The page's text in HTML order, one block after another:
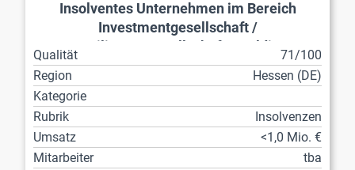
Insolventes Unternehmen im Bereich
Investmentgesellschaft /
Beteiligungsgesellschaft / Holding
Qualität
71/100
Region
Hessen (DE)
Kategorie
Rubrik
Insolvenzen
Umsatz
<1,0 Mio. €
Mitarbeiter
tba